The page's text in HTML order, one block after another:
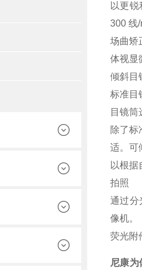
以更
300 线
场曲矫
体视显
倾斜目
标准目
目镜筒
除了标
适。可
以根
拍照
通过分
像机。
荧光附
尼康